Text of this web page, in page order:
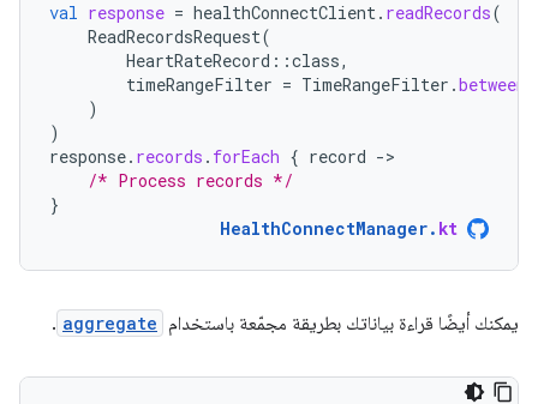
val response = healthConnectClient. readRecords(
ReadRecordsRequest(
HeartRateRecord ::class,
timeRangeFilter = TimeRangeFilter .between
)
)
response. records . forEach { record -
/* Process records */
}
HealthConnectManager. kt
يمكنك أيضًا قراءة بياناتك بطريقة مجمّعة باستخدام aggregate
.